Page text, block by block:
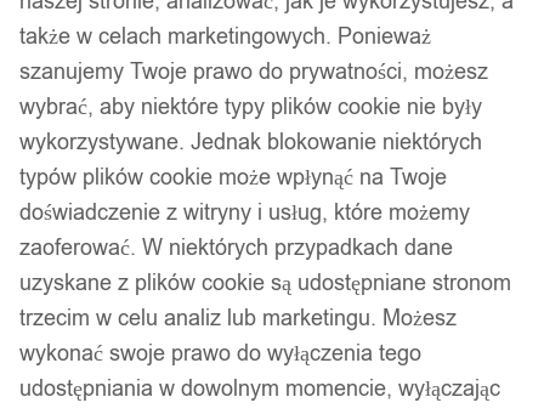
także w celach marketingowych. Ponieważ
szanujemy Twoje prawo do prywatności, możesz
wybrać, aby niektóre typy plików cookie nie były
wykorzystywane. Jednak blokowanie niektórych
typów plików cookie może wpłynąć na Twoje
doświadczenie z witryny i usług, które możemy
zaoferować. W niektórych przypadkach dane
uzyskane z plików cookie są udostępniane stronom
trzecim w celu analiz lub marketingu. Możesz
wykonać swoje prawo do wyłączenia tego
udostępniania w dowolnym momencie, wyłączając